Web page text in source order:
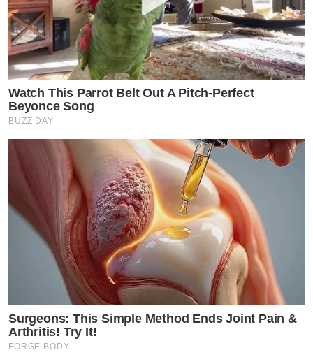
Watch This Parrot Belt Out A Pitch-Perfect
Beyonce Song
BUZZ DAY
Surgeons: This Simple Method Ends Joint Pain &
Arthritis! Try It!
FORGE BODY